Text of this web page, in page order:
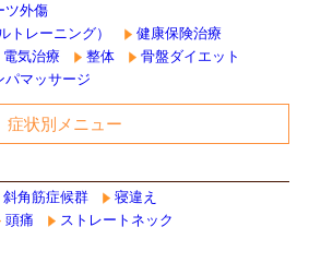
ツ外傷
トレーニング）
健康保険治療
電気治療 整体
骨盤ダイエット
パマッサージ
症状別メニュー
斜角筋症候群
寝違え
頭痛 ストレートネック